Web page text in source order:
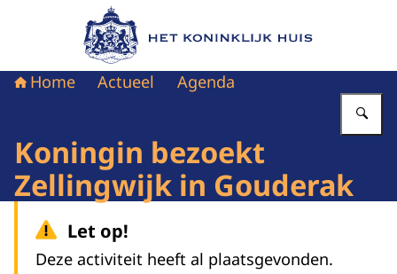
Naar de homepage van Het Koninklijk Huis
Home Actueel Agenda
Koningin bezoekt
Zellingwijk in Gouderak
Let op!
Deze activiteit heeft al plaatsgevonden.